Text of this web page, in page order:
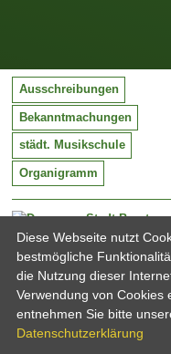
Stadt Barntrup
Mittelstraße 38
32683 Barntrup
Tel:
Email:
Ausschreibungen
Bekanntmachungen
städt. Musikschule
Organigramm
Diese Webseite nutzt
bestmögliche
die Nutzung dieser
Verwendung von Cookies
entnehmen Sie bitte
Datenschutzerklärung